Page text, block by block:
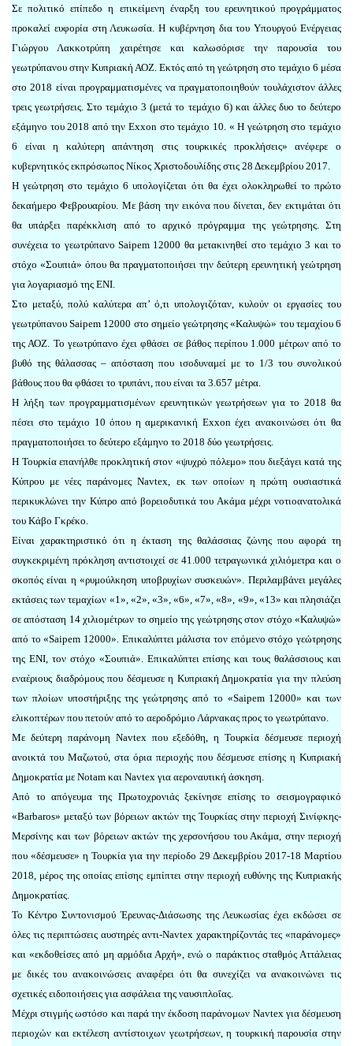
Σε πολιτικό επίπεδο η επικείμενη έναρξη του ερευνητικού προγράμματος
προκαλεί ευφορία στη Λευκωσία. Η κυβέρνηση δια του Υπουργού Ενέργειας
Γιώργου Λακκοτρύπη χαιρέτησε και καλωσόρισε την παρουσία του
γεωτρύπανου στην Κυπριακή ΑΟΖ. Εκτός από τη γεώτρηση στο τεμάχιο 6 μέσα
στο 2018 είναι προγραμματισμένες να πραγματοποιηθούν τουλάχιστον άλλες
τρεις γεωτρήσεις. Στο τεμάχιο 3 (μετά το τεμάχιο 6) και άλλες δυο το δεύτερο
εξάμηνο του 2018 από την Exxon στο τεμάχιο 10. « Η γεώτρηση στο τεμάχιο
6 είναι η καλύτερη απάντηση στις τουρκικές προκλήσεις» ανέφερε ο
κυβερνητικός εκπρόσωπος Νίκος Χριστοδουλίδης στις 28 Δεκεμβρίου 2017.
Η γεώτρηση στο τεμάχιο 6 υπολογίζεται ότι θα έχει ολοκληρωθεί το πρώτο
δεκαήμερο Φεβρουαρίου. Με βάση την εικόνα που δίνεται, δεν εκτιμάται ότι
θα υπάρξει παρέκκλιση από το αρχικό πρόγραμμα της γεώτρησης. Στη
συνέχεια το γεωτρύπανο Saipem 12000 θα μετακινηθεί στο τεμάχιο 3 και το
στόχο «Σουπιά» όπου θα πραγματοποιήσει την δεύτερη ερευνητική γεώτρηση
για λογαριασμό της ΕΝΙ.
Στο μεταξύ, πολύ καλύτερα απ’ ό,τι υπολογιζόταν, κυλούν οι εργασίες του
γεωτρύπανου Saipem 12000 στο σημείο γεώτρησης «Καλυψώ» του τεμαχίου 6
της ΑΟΖ. Το γεωτρύπανο έχει φθάσει σε βάθος περίπου 1.000 μέτρων από το
βυθό της θάλασσας – απόσταση που ισοδυναμεί με το 1/3 του συνολικού
βάθους που θα φθάσει το τρυπάνι, που είναι τα 3.657 μέτρα.
Η λήξη των προγραμματισμένων ερευνητικών γεωτρήσεων για το 2018 θα
πέσει στο τεμάχιο 10 όπου η αμερικανική Exxon έχει ανακοινώσει ότι θα
πραγματοποιήσει το δεύτερο εξάμηνο το 2018 δύο γεωτρήσεις.
Η Τουρκία επανήλθε προκλητική στον «ψυχρό πόλεμο» που διεξάγει κατά της
Κύπρου με νέες παράνομες Navtex, εκ των οποίων η πρώτη ουσιαστικά
περικυκλώνει την Κύπρο από βορειοδυτικά του Ακάμα μέχρι νοτιοανατολικά
του Κάβο Γκρέκο.
Είναι χαρακτηριστικό ότι η έκταση της θαλάσσιας ζώνης που αφορά τη
συγκεκριμένη πρόκληση αντιστοιχεί σε 41.000 τετραγωνικά χιλιόμετρα και ο
σκοπός είναι η «ρυμούλκηση υποβρυχίων συσκευών». Περιλαμβάνει μεγάλες
εκτάσεις των τεμαχίων «1», «2», «3», «6», «7», «8», «9», «13» και πλησιάζει
σε απόσταση 14 χιλιομέτρων το σημείο της γεώτρησης στον στόχο «Καλυψώ»
από τo «Saipem 12000». Επικαλύπτει μάλιστα τον επόμενο στόχο γεώτρησης
της ΕΝΙ, τον στόχο «Σουπιά». Επικαλύπτει επίσης και τους θαλάσσιους και
εναέριους διαδρόμους που δέσμευσε η Κυπριακή Δημοκρατία για την πλεύση
των πλοίων υποστήριξης της γεώτρησης από το «Saipem 12000» και των
ελικοπτέρων που πετούν από το αεροδρόμιο Λάρνακας προς το γεωτρύπανο.
Με δεύτερη παράνομη Navtex που εξεδόθη, η Τουρκία δέσμευσε περιοχή
ανοικτά του Μαζωτού, στα όρια περιοχής που δέσμευσε επίσης η Κυπριακή
Δημοκρατία με Notam και Navtex για αεροναυτική άσκηση.
Από το απόγευμα της Πρωτοχρονιάς ξεκίνησε επίσης το σεισμογραφικό
«Barbaros» μεταξύ των βόρειων ακτών της Τουρκίας στην περιοχή Σινίφκης-
Μερσίνης και των βόρειων ακτών της χερσονήσου του Ακάμα, στην περιοχή
που «δέσμευσε» η Τουρκία για την περίοδο 29 Δεκεμβρίου 2017-18 Μαρτίου
2018, μέρος της οποίας επίσης εμπίπτει στην περιοχή ευθύνης της Κυπριακής
Δημοκρατίας.
Το Κέντρο Συντονισμού Έρευνας-Διάσωσης της Λευκωσίας έχει εκδώσει σε
όλες τις περιπτώσεις αυστηρές αντι-Νavtex χαρακτηρίζοντάς τες «παράνομες»
και «εκδοθείσες από μη αρμόδια Αρχή», ενώ ο παράκτιος σταθμός Αττάλειας
με δικές του ανακοινώσεις αναφέρει ότι θα συνεχίζει να ανακοινώνει τις
σχετικές ειδοποιήσεις για ασφάλεια της ναυσιπλοΐας.
Μέχρι στιγμής ωστόσο και παρά την έκδοση παράνομων Navtex για δέσμευση
περιοχών και εκτέλεση αντίστοιχων γεωτρήσεων, η τουρκική παρουσία στην